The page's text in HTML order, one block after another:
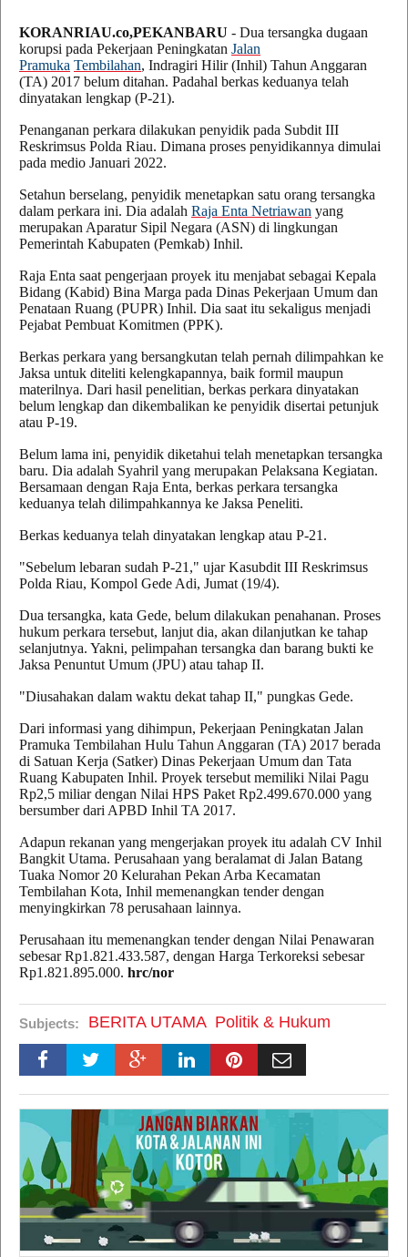
KORANRIAU.co,PEKANBARU - Dua tersangka dugaan
korupsi pada Pekerjaan Peningkatan Jalan
Pramuka Tembilahan, Indragiri Hilir (Inhil) Tahun Anggaran
(TA) 2017 belum ditahan. Padahal berkas keduanya telah
dinyatakan lengkap (P-21).
Penanganan perkara dilakukan penyidik pada Subdit III
Reskrimsus Polda Riau. Dimana proses penyidikannya dimulai
pada medio Januari 2022.
Setahun berselang, penyidik menetapkan satu orang tersangka
dalam perkara ini. Dia adalah Raja Enta Netriawan yang
merupakan Aparatur Sipil Negara (ASN) di lingkungan
Pemerintah Kabupaten (Pemkab) Inhil.
Raja Enta saat pengerjaan proyek itu menjabat sebagai Kepala
Bidang (Kabid) Bina Marga pada Dinas Pekerjaan Umum dan
Penataan Ruang (PUPR) Inhil. Dia saat itu sekaligus menjadi
Pejabat Pembuat Komitmen (PPK).
Berkas perkara yang bersangkutan telah pernah dilimpahkan ke
Jaksa untuk diteliti kelengkapannya, baik formil maupun
materilnya. Dari hasil penelitian, berkas perkara dinyatakan
belum lengkap dan dikembalikan ke penyidik disertai petunjuk
atau P-19.
Belum lama ini, penyidik diketahui telah menetapkan tersangka
baru. Dia adalah Syahril yang merupakan Pelaksana Kegiatan.
Bersamaan dengan Raja Enta, berkas perkara tersangka
keduanya telah dilimpahkannya ke Jaksa Peneliti.
Berkas keduanya telah dinyatakan lengkap atau P-21.
"Sebelum lebaran sudah P-21," ujar Kasubdit III Reskrimsus
Polda Riau, Kompol Gede Adi, Jumat (19/4).
Dua tersangka, kata Gede, belum dilakukan penahanan. Proses
hukum perkara tersebut, lanjut dia, akan dilanjutkan ke tahap
selanjutnya. Yakni, pelimpahan tersangka dan barang bukti ke
Jaksa Penuntut Umum (JPU) atau tahap II.
"Diusahakan dalam waktu dekat tahap II," pungkas Gede.
Dari informasi yang dihimpun, Pekerjaan Peningkatan Jalan
Pramuka Tembilahan Hulu Tahun Anggaran (TA) 2017 berada
di Satuan Kerja (Satker) Dinas Pekerjaan Umum dan Tata
Ruang Kabupaten Inhil. Proyek tersebut memiliki Nilai Pagu
Rp2,5 miliar dengan Nilai HPS Paket Rp2.499.670.000 yang
bersumber dari APBD Inhil TA 2017.
Adapun rekanan yang mengerjakan proyek itu adalah CV Inhil
Bangkit Utama. Perusahaan yang beralamat di Jalan Batang
Tuaka Nomor 20 Kelurahan Pekan Arba Kecamatan
Tembilahan Kota, Inhil memenangkan tender dengan
menyingkirkan 78 perusahaan lainnya.
Perusahaan itu memenangkan tender dengan Nilai Penawaran
sebesar Rp1.821.433.587, dengan Harga Terkoreksi sebesar
Rp1.821.895.000. hrc/nor
Subjects: BERITA UTAMA Politik & Hukum